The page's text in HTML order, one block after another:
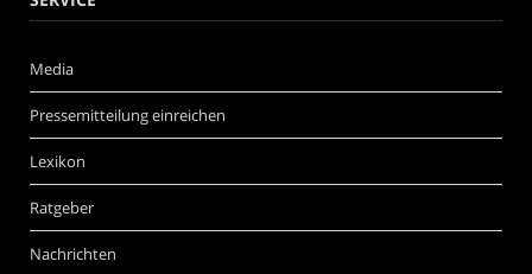
Media
Pressemitteilung einreichen
Lexikon
Ratgeber
Nachrichten